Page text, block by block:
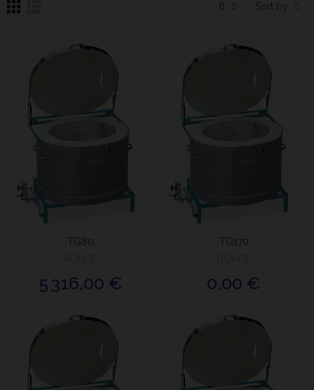
6 Sort by
TG80
5 316,00 €
TG170
0,00 €